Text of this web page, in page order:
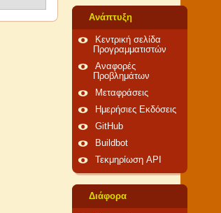
Ανάπτυξη
Κεντρική σελίδα
Προγραμματιστών
Αναφορές
Προβλημάτων
Μεταφράσεις
Ημερήσιες Εκδόσεις
GitHub
Buildbot
Τεκμηρίωση API
Διάφορα